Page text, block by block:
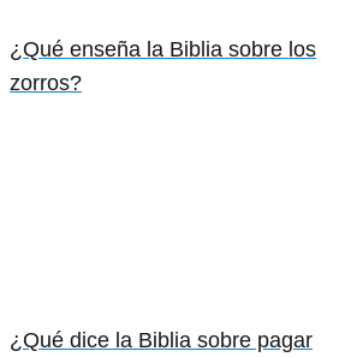
¿Qué enseña la Biblia sobre los
zorros?
¿Qué dice la Biblia sobre pagar